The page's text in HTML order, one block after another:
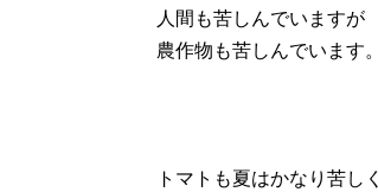
人間も苦しんでいますが
農作物も苦しんでいます。
トマトも夏はかなり苦しく